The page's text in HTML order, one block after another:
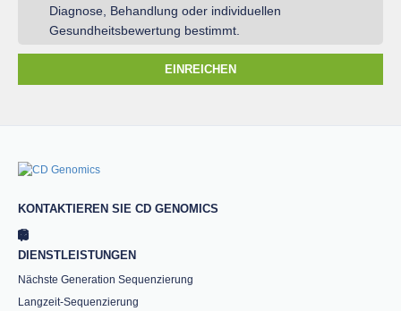
Diagnose, Behandlung oder individuellen
Gesundheitsbewertung bestimmt.
EINREICHEN
KONTAKTIEREN SIE CD GENOMICS
DIENSTLEISTUNGEN
Nächste Generation Sequenzierung
Langzeit-Sequenzierung